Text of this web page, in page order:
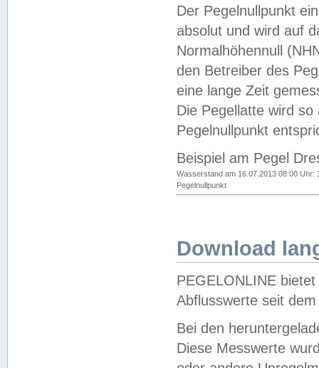
Der Pegelnullpunkt
absolut und wird auf
Normalhöhennull
den Betreiber des
eine lange Zeit
Die Pegellatte wird
Pegelnullpunkt
Beispiel am Pegel
Wasserstand am 16.07.2013 08:00 Uhr:
Pegelnullpunkt
Download
PEGELONLINE
Abflusswerte seit
Bei den
Diese Messwerte